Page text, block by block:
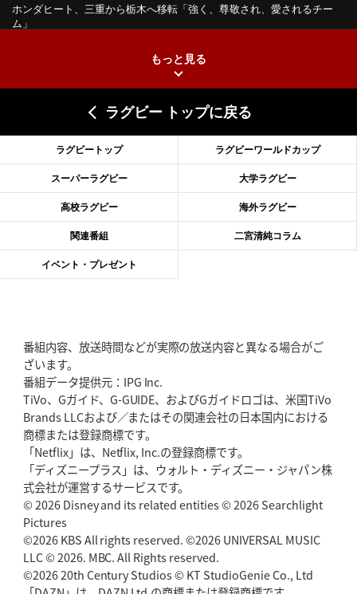
ホンダヒート、三重から栃木へ移転「強く、尊敬され、愛されるチー
ム」
2026年6月18日(木)更新
滑川剛人レフリー、早過ぎる引退「27年W杯の主審、遠のいた夢」
2026年6月11日(木)更新
神戸、リーグワン初優勝の道のりデイブ・レニーHCの功績と財産
2026年6月4日(木)更新
“泣き虫先生”こと山口良治氏死去「信は力なり」骨太の教育方針
2026年5月21日(木)更新
狭山RG、ライチェル海遥スタッフ入り
ッション
2026年5月14日(木)更新
神戸、1位通過の立役者レタリック
「悲運の闘将」宮地克実氏死去 熱血指導で埼玉WKの基礎築く
2026年4月30日(木)更新
BR東京、「ユニバーサルデー」の意義「特別からノーマルへ」が最終
ゴール
もっと見る
ラグビー トップに戻る
ラグビートップ ラグビーワールドカップ
スーパーラグビー 大学ラグビー
高校ラグビー 海外ラグビー
関連番組 二宮清純コラム
イベント・プレゼント
番組内容、放送時間などが実際の放送内容と異なる場合がご
ざいます。
番組データ提供元：IPG Inc.
TiVo、Gガイド、G-GUIDE、およびGガイドロゴは、米国TiVo
Brands LLCおよび／またはその関連会社の日本国内における
商標または登録商標です。
「Netflix」は、Netflix, Inc.の登録商標です。
「ディズニープラス」は、ウォルト・ディズニー・ジャパン株
式会社が運営するサービスです。
© 2026 Disney and its related entities © 2026 Searchlight
Pictures
©2026 KBS All rights reserved. ©2026 UNIVERSAL MUSIC
LLC © 2026. MBC. All Rights reserved.
©2026 20th Century Studios © KT StudioGenie Co., Ltd